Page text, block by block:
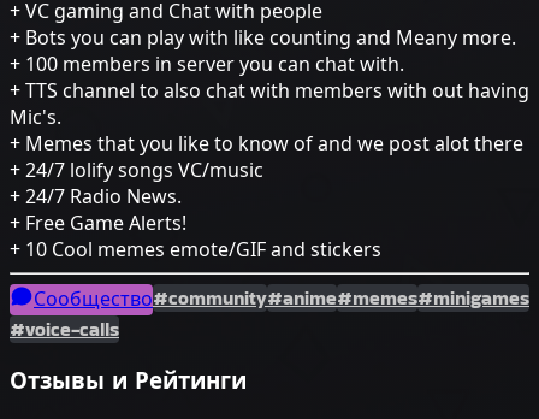
+ VC gaming and Chat with people
+ Bots you can play with like counting and Meany more.
+ 100 members in server you can chat with.
+ TTS channel to also chat with members with out having
Mic's.
+ Memes that you like to know of and we post alot there
+ 24/7 lolify songs VC/music
+ 24/7 Radio News.
+ Free Game Alerts!
+ 10 Cool memes emote/GIF and stickers
Сообщество#community#anime#memes#minigames
#voice-calls
Отзывы и Рейтинги